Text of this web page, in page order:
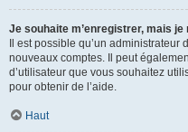
Je souhaite m’enregistrer, mais je
Il est possible qu’un
nouveaux comptes. Il peut
d’utilisateur que vous souhaitez
pour obtenir de l’aide.
Haut